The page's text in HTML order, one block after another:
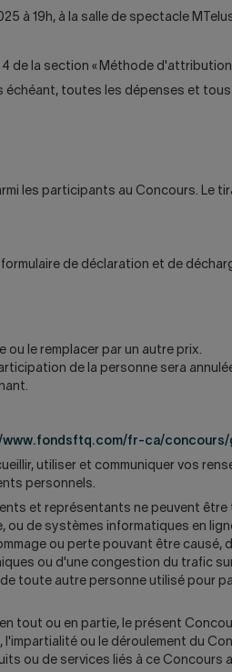
à 19h, à la salle de spectacle
de la section « Méthode
toutes les dépenses et
les participants au Concours. Le
de déclaration et de
le remplacer par un autre prix.
de la personne sera
www.fondsftq.com/fr-ca/
utiliser et communiquer vos
personnels.
et représentants ne peuvent
de systèmes informatiques en
ou perte pouvant être causé,
ou d'une congestion du trafic
toute autre personne utilisé pour
tout ou en partie, le présent
ou le déroulement du
ou de services liés à ce